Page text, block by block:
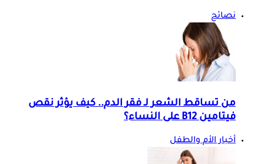
نصائح
من تساقط الشعر لـ فقر الدم.. كيف يؤثر نقص
فيتامين B12 على النساء؟
أخبار الأم والطفل